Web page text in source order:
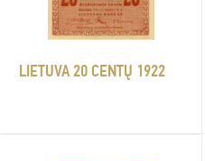
LIETUVA 20 CENTŲ 1922